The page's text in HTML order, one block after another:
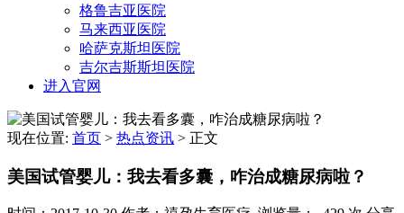
格鲁吉亚医院
马来西亚医院
哈萨克斯坦医院
吉尔吉斯斯坦医院
进入官网
现在位置: 首页 > 热点资讯 > 正文
美国试管婴儿：我去看多囊，咋治成糖尿病啦？